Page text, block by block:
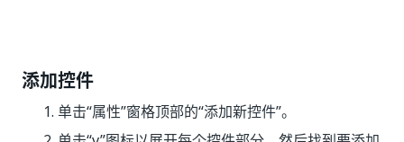
添加控件
单击“属性”窗格顶部的“添加新控件”。